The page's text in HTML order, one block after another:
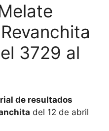
3729 al
de resultados
del 12 de abril